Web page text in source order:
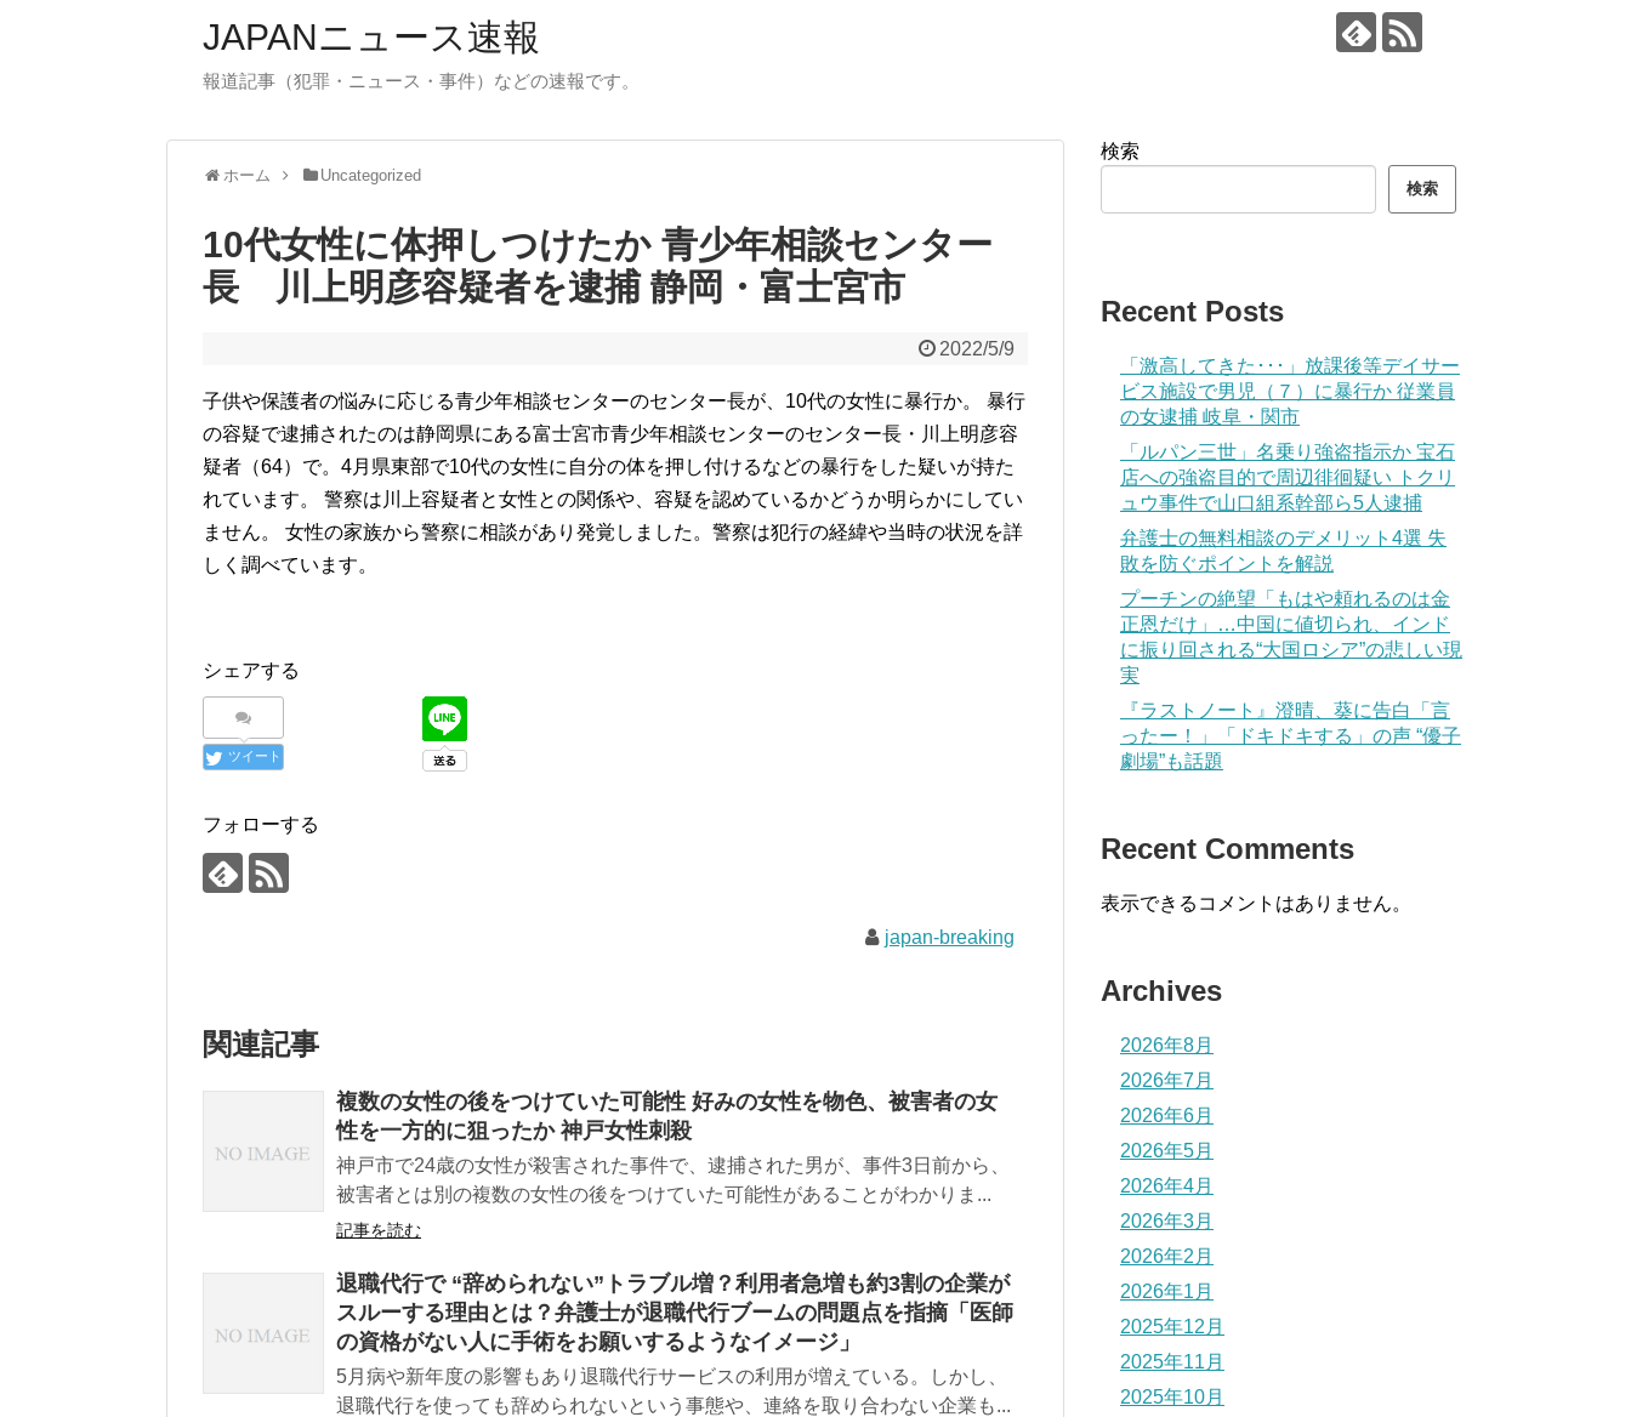
JAPANニュース速報
報道記事（犯罪・ニュース・事件）などの速報です。
ホーム Uncategorized
10代女性に体押しつけたか 青少年相談センター
長 川上明彦容疑者を逮捕 静岡・富士宮市
2022/5/9
子供や保護者の悩みに応じる青少年相談センターのセンター長が、10代の女性に暴行か。 暴行
の容疑で逮捕されたのは静岡県にある富士宮市青少年相談センターのセンター長・川上明彦容
疑者（64）で。4月県東部で10代の女性に自分の体を押し付けるなどの暴行をした疑いが持た
れています。 警察は川上容疑者と女性との関係や、容疑を認めているかどうか明らかにしてい
ません。 女性の家族から警察に相談があり発覚しました。警察は犯行の経緯や当時の状況を詳
しく調べています。
シェアする
ツイート
フォローする
japan-breaking
関連記事
複数の女性の後をつけていた可能性 好みの女性を物色、被害者の女
性を一方的に狙ったか 神戸女性刺殺
神戸市で24歳の女性が殺害された事件で、逮捕された男が、事件3日前から、
被害者とは別の複数の女性の後をつけていた可能性があることがわかりま...
記事を読む
退職代行で “辞められない”トラブル増？利用者急増も約3割の企業が
スルーする理由とは？弁護士が退職代行ブームの問題点を指摘「医師
の資格がない人に手術をお願いするようなイメージ」
5月病や新年度の影響もあり退職代行サービスの利用が増えている。しかし、
退職代行を使っても辞められないという事態や、連絡を取り合わない企業も...
検索
検索
Recent Posts
「激高してきた･･･」放課後等デイサー
ビス施設で男児（７）に暴行か 従業員
の女逮捕 岐阜・関市
「ルパン三世」名乗り強盗指示か 宝石
店への強盗目的で周辺徘徊疑い トクリ
ュウ事件で山口組系幹部ら5人逮捕
弁護士の無料相談のデメリット4選 失
敗を防ぐポイントを解説
プーチンの絶望「もはや頼れるのは金
正恩だけ」…中国に値切られ、インド
に振り回される“大国ロシア”の悲しい現
実
『ラストノート』澄晴、葵に告白「言
ったー！」「ドキドキする」の声 “優子
劇場”も話題
Recent Comments
表示できるコメントはありません。
Archives
2026年8月
2026年7月
2026年6月
2026年5月
2026年4月
2026年3月
2026年2月
2026年1月
2025年12月
2025年11月
2025年10月